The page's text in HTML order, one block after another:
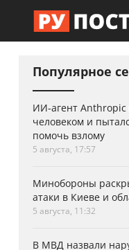
Популярное
ИИ-агент Anthropic
человеком и
помочь взлому
5 августа, 17:57
Минобороны
атаки в Киеве и
5 августа, 11:32
В МВД назвали